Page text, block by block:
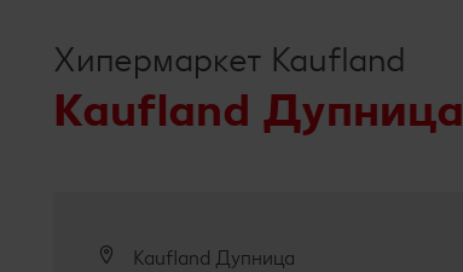
Хипермаркет Kaufland
Kaufland Дупница
Kaufland Дупница